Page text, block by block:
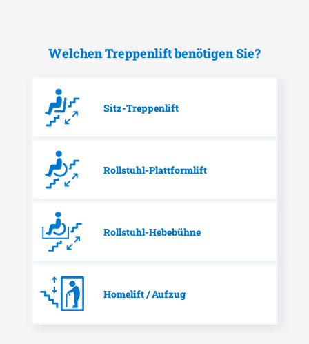
Welchen Treppenlift benötigen Sie?
Sitz-Treppenlift
Rollstuhl-Plattformlift
Rollstuhl-Hebebühne
Homelift / Aufzug